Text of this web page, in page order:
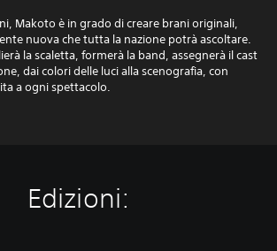
Makoto è in grado di creare brani originali,
nuova che tutta la nazione potrà ascoltare.
la scaletta, formerà la band, assegnerà il cast
dai colori delle luci alla scenografia, con
a ogni spettacolo.
Edizioni: